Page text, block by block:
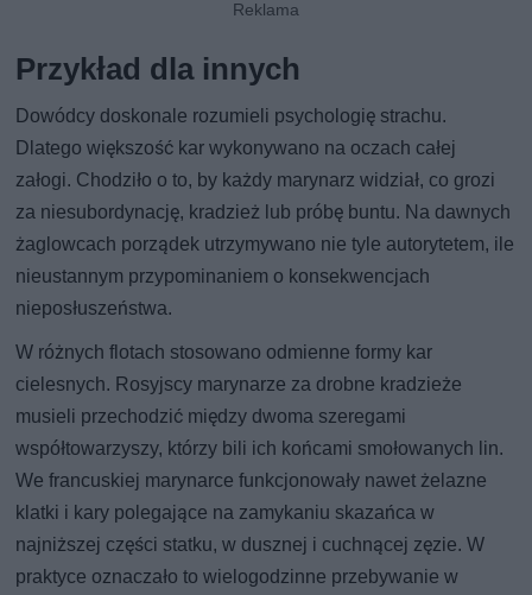
Przykład dla innych
Dowódcy doskonale rozumieli psychologię strachu.
Dlatego większość kar wykonywano na oczach całej
załogi. Chodziło o to, by każdy marynarz widział, co grozi
za niesubordynację, kradzież lub próbę buntu. Na dawnych
żaglowcach porządek utrzymywano nie tyle autorytetem, ile
nieustannym przypominaniem o konsekwencjach
nieposłuszeństwa.
W różnych flotach stosowano odmienne formy kar
cielesnych. Rosyjscy marynarze za drobne kradzieże
musieli przechodzić między dwoma szeregami
współtowarzyszy, którzy bili ich końcami smołowanych lin.
We francuskiej marynarce funkcjonowały nawet żelazne
klatki i kary polegające na zamykaniu skazańca w
najniższej części statku, w dusznej i cuchnącej zęzie. W
praktyce oznaczało to wielogodzinne przebywanie w